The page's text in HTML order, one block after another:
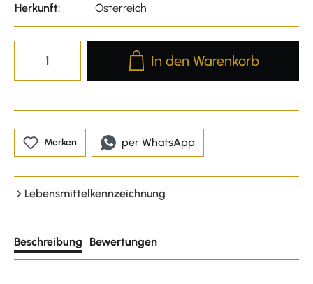
Herkunft:
Österreich
Produkt Anzahl: Gib den
In den Warenkorb
Merken per WhatsApp
Lebensmittelkennzeichnung
Beschreibung Bewertungen